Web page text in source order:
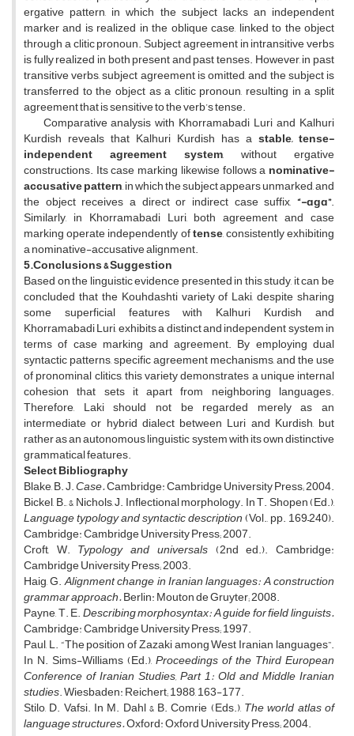
ergative pattern, in which the subject lacks an independent
marker and is realized in the oblique case, linked to the object
through a clitic pronoun. Subject agreement in intransitive verbs
is fully realized in both present and past tenses. However, in past
transitive verbs, subject agreement is omitted, and the subject is
transferred to the object as a clitic pronoun, resulting in a split
agreement that is sensitive to the verb’s tense.
Comparative analysis with Khorramabadi Luri and Kalhuri
Kurdish reveals that Kalhuri Kurdish has a stable, tense-
independent agreement system, without ergative
constructions. Its case marking likewise follows anominative-
accusative pattern,in which the subject appears unmarked, and
the object receives a direct or indirect case suffix, “-ɑgɑ”.
Similarly, in Khorramabadi Luri, both agreement and case
marking operate independently oftense, consistently exhibiting
a nominative-accusative alignment.
5.Conclusions & Suggestion
Based on the linguistic evidence presented in this study, it can be
concluded that the Kouhdashti variety of Laki, despite sharing
some superficial features with Kalhuri Kurdish and
Khorramabadi Luri, exhibits a distinct and independent system in
terms of case marking and agreement. By employing dual
syntactic patterns, specific agreement mechanisms, and the use
of pronominal clitics, this variety demonstrates a unique internal
cohesion that sets it apart from neighboring languages.
Therefore, Laki should not be regarded merely as an
intermediate or hybrid dialect between Luri and Kurdish, but
rather as an autonomous linguistic system with its own distinctive
grammatical features.
Select Bibliography
Blake, B. J.Case.Cambridge: Cambridge University Press; 2004.
Bickel, B., & Nichols, J. Inflectional morphology. In T. Shopen (Ed.),
Language typology and syntactic description(Vol., pp. 169–240).
Cambridge: Cambridge University Press; 2007.
Croft, W. Typology and universals(2nd ed.). Cambridge:
Cambridge University Press; 2003.
Haig, G.Alignment change in Iranian languages: A construction
grammar approach.Berlin: Mouton de Gruyter; 2008.
Payne, T. E.Describing morphosyntax: A guide for field linguists.
Cambridge: Cambridge University Press; 1997.
Paul, L. “The position of Zazaki among West Iranian languages”.
In N. Sims-Williams (Ed.),Proceedings of the Third European
Conference of Iranian Studies, Part 1: Old and Middle Iranian
studies. Wiesbaden: Reichert; 1988, 163-177.
Stilo, D. Vafsi. In M. Dahl & B. Comrie (Eds.),The world atlas of
language structures.Oxford: Oxford University Press; 2004.